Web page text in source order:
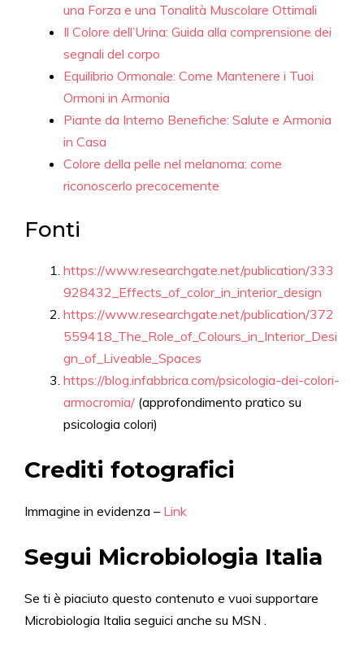
una Forza e una Tonalità Muscolare Ottimali
Il Colore dell’Urina: Guida alla comprensione dei
segnali del corpo
Equilibrio Ormonale: Come Mantenere i Tuoi
Ormoni in Armonia
Piante da Interno Benefiche: Salute e Armonia
in Casa
Colore della pelle nel melanoma: come
riconoscerlo precocemente
Fonti
https://www.researchgate.net/publication/333
928432_Effects_of_color_in_interior_design
https://www.researchgate.net/publication/372
559418_The_Role_of_Colours_in_Interior_Desi
gn_of_Liveable_Spaces
https://blog.infabbrica.com/psicologia-dei-colori-
armocromia/ (approfondimento pratico su
psicologia colori)
Crediti fotografici
Immagine in evidenza – Link
Segui Microbiologia Italia
Se ti è piaciuto questo contenuto e vuoi supportare
Microbiologia Italia seguici anche su MSN .